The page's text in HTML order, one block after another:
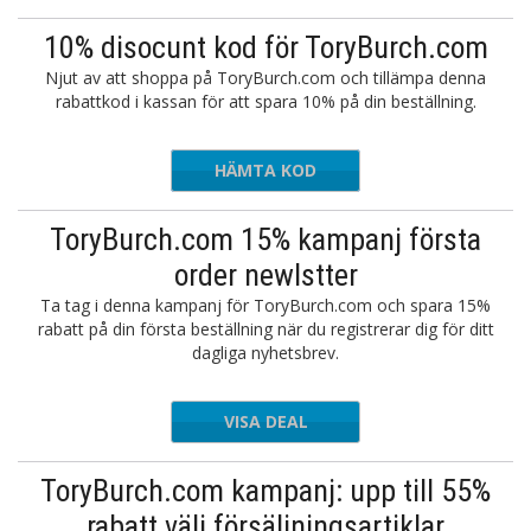
10% disocunt kod för ToryBurch.com
Njut av att shoppa på ToryBurch.com och tillämpa denna
rabattkod i kassan för att spara 10% på din beställning.
CVCP5BD
HÄMTA KOD
ToryBurch.com 15% kampanj första
order newlstter
Ta tag i denna kampanj för ToryBurch.com och spara 15%
rabatt på din första beställning när du registrerar dig för ditt
dagliga nyhetsbrev.
VISA DEAL
ToryBurch.com kampanj: upp till 55%